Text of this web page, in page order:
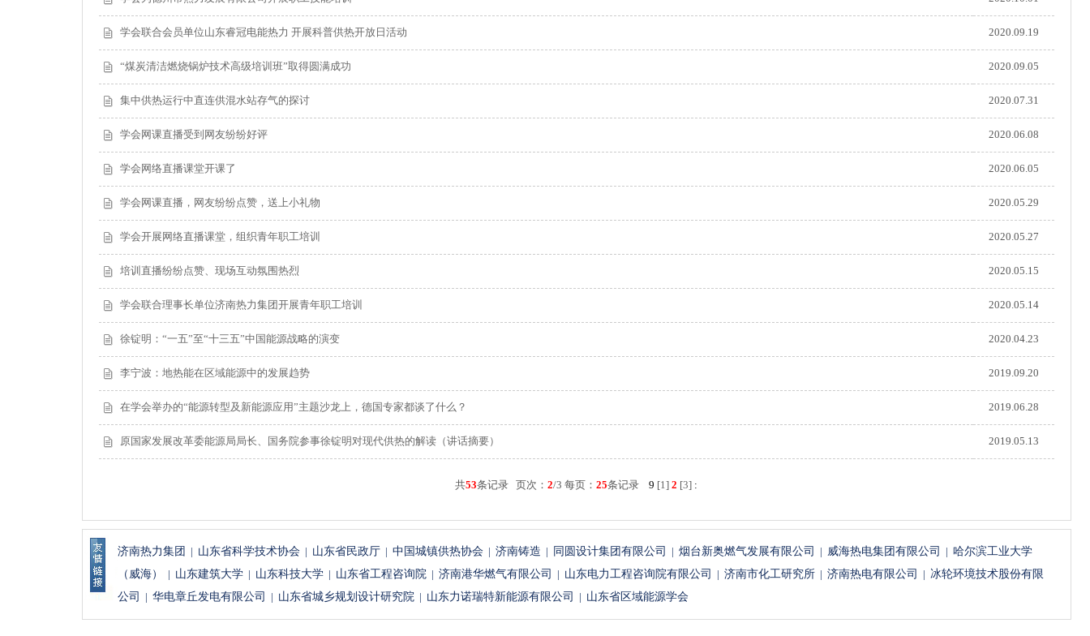
学会联合会员单位山东睿冠电能热力 开展科普供热开放日活动 2020.09.19
“煤炭清洁燃烧锅炉技术高级培训班”取得圆满成功 2020.09.05
集中供热运行中直连供混水站存气的探讨 2020.07.31
学会网课直播受到网友纷纷好评 2020.06.08
学会网络直播课堂开课了 2020.06.05
学会网课直播，网友纷纷点赞，送上小礼物 2020.05.29
学会开展网络直播课堂，组织青年职工培训 2020.05.27
培训直播纷纷点赞、现场互动氛围热烈 2020.05.15
学会联合理事长单位济南热力集团开展青年职工培训 2020.05.14
徐锭明：“一五”至“十三五”中国能源战略的演变 2020.04.23
李宁波：地热能在区域能源中的发展趋势 2019.09.20
在学会举办的“能源转型及新能源应用”主题沙龙上，德国专家都谈了什么？ 2019.06.28
原国家发展改革委能源局局长、国务院参事徐锭明对现代供热的解读（讲话摘要） 2019.05.13
共53条记录 页次： 2/3 每页： 25条记录 9 [1] 2 [3] :
济南热力集团 | 山东省科学技术协会| 山东省民政厅| 中国城镇供热协会| 济南铸造 | 同圆设计集团有限公司 | 烟台新奥燃气发展有限公司 | 威海热电集团有限公司 | 哈尔滨工业大学
（威海）
| 山东建筑大学| 山东科技大学| 山东省工程咨询院| 济南港华燃气有限公司 | 山东电力工程咨询院有限公司 | 济南市化工研究所| 济南热电有限公司 | 冰轮环境技术股份有限
公司
| 华电章丘发电有限公司 | 山东省城乡规划设计研究院| 山东力诺瑞特新能源有限公司 | 山东省区域能源学会